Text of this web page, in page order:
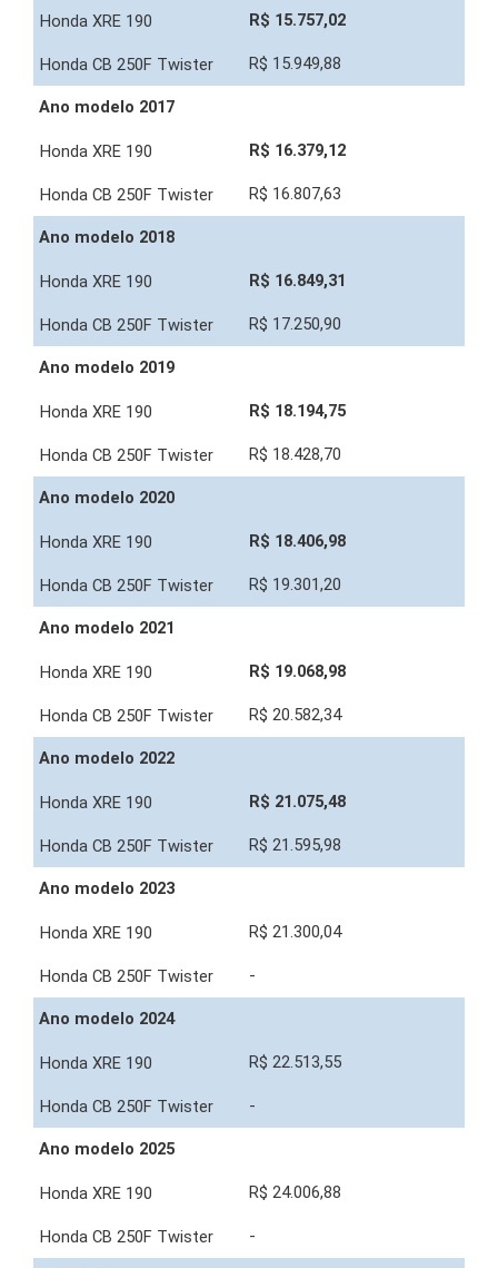
R$ 15.757,02
R$ 15.949,88
Ano modelo 2017
R$ 16.379,12
R$ 16.807,63
Ano modelo 2018
R$ 16.849,31
R$ 17.250,90
Ano modelo 2019
R$ 18.194,75
R$ 18.428,70
Ano modelo 2020
R$ 18.406,98
R$ 19.301,20
Ano modelo 2021
R$ 19.068,98
R$ 20.582,34
Ano modelo 2022
R$ 21.075,48
R$ 21.595,98
Ano modelo 2023
R$ 21.300,04
-
Ano modelo 2024
R$ 22.513,55
-
Ano modelo 2025
R$ 24.006,88
-